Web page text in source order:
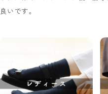
良いです。